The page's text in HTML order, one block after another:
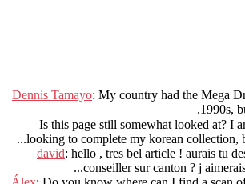
Dennis Tamayo: My country had the Mega
1990s,
.
Is this page still somewhat looked at? I
looking to complete my korean collection,
.
david: hello , tres bel article ! aurais tu
conseiller sur canton ? j
.